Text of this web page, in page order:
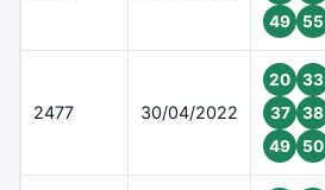
49
55
2477 30/04/2022
20
33
37
38
49
50